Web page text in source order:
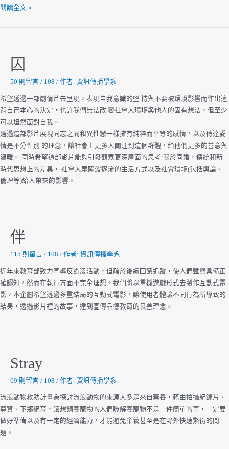
檔
閱讀全文 »
囚
50 則留言 / 108 / 作者: 資訊傳播學系
希望透過一部劇情片去呈現，表現自我意識的堅 持與不要被環境影響而作出違
背自己本心的決定，也許我們無法改 變社會大環境與他人的固有想法，但至少
可以坦然面對自我。
通過這部影片展現同志之間和異性戀一樣擁有純粹而平等的感情，以及傳達愛
情是不分性別 的理念，讓社會上更多人關注到這個群體，給他們更多的善意與
溫暖。 同時希望這部影片能夠引發觀眾更深層面的思考:關於同婚，傳統和新
時代思想上的差異， 社會大眾隨波逐流的生活方式以及社會環境(包括輿論、
倫理等)給人帶來的影響。
伴
115 則留言 / 108 / 作者: 資訊傳播學系
近年來教育部致力宣導反霸凌活動，但疏於後續回饋追蹤，使人們雖然具備正
確認知，然而在執行方面不完全理想。我們將以單機遊戲形式去製作互動式電
影，本企劃希望透過多重結局的互動式電影，讓使用者體驗不同行為所導致的
結果，透過影片裡的故事，達到宣傳品德教育的良善理念。
Stray
69 則留言 / 108 / 作者: 資訊傳播學系
流浪動物救助計畫為探討流浪動物的來源大多是來自棄養，藉由拍攝紀錄片、
募資、下鄉絕育，讓想飼養寵物的人們瞭解養寵物不是一件簡單的事，一定要
做好準備以及有一定的經濟能力，才能避免棄養甚至是在野外快速繁衍的問
題。